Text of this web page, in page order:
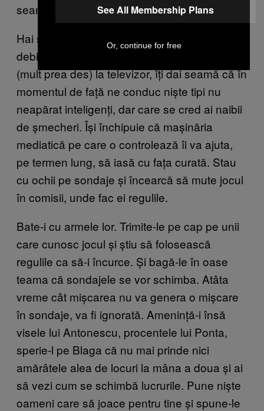
seamă și doar pentru că a pierdut.
Hai să fim serioși, dacă te uiți cu atenție la ce
debitează actualii guvernanți când scapă
(mult prea des) la televizor, îți dai seamă că în
momentul de față ne conduc niște tipi nu
neapărat inteligenți, dar care se cred ai naibii
de șmecheri. Își închipuie că mașinăria
mediatică pe care o controlează îi va ajuta,
pe termen lung, să iasă cu fața curată. Stau
cu ochii pe sondaje și încearcă să mute jocul
în comisii, unde fac ei regulile.
Bate-i cu armele lor. Trimite-le pe cap pe unii
care cunosc jocul și știu să folosească
regulile ca să-i încurce. Și bagă-le în oase
teama că sondajele se vor schimba. Atâta
vreme cât mișcarea nu va genera o mișcare
în sondaje, va fi ignorată. Amenință-i însă
visele lui Antonescu, procentele lui Ponta,
sperie-l pe Blaga că nu mai prinde nici
amărâtele alea de locuri la mâna a doua și ai
să vezi cum se schimbă lucrurile. Pune niște
oameni care să joace pentru tine și spune-le
See All Membership Plans
Or, continue for free